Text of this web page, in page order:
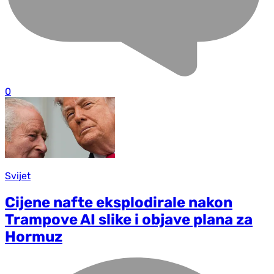
0
Svijet
Cijene nafte eksplodirale nakon
Trampove AI slike i objave plana za
Hormuz